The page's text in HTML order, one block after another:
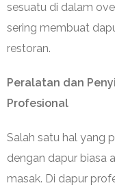
sesuatu di dalam
sering membuat
restoran.
Peralatan dan
Profesional
Salah satu hal yang
dengan dapur biasa
masak. Di dapur